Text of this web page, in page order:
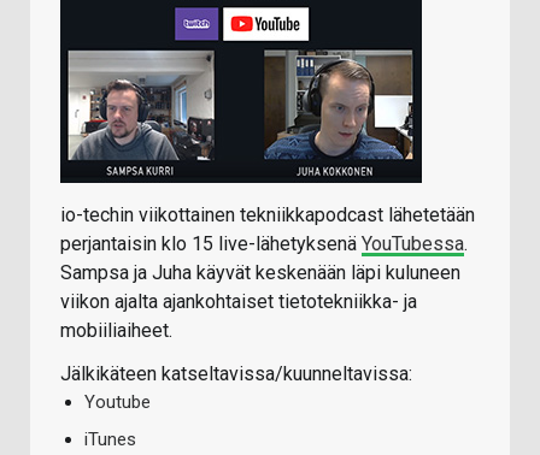
io-techin viikottainen tekniikkapodcast lähetetään
perjantaisin klo 15 live-lähetyksenä YouTubessa.
Sampsa ja Juha käyvät keskenään läpi kuluneen
viikon ajalta ajankohtaiset tietotekniikka- ja
mobiiliaiheet.
Jälkikäteen katseltavissa/kuunneltavissa:
Youtube
iTunes